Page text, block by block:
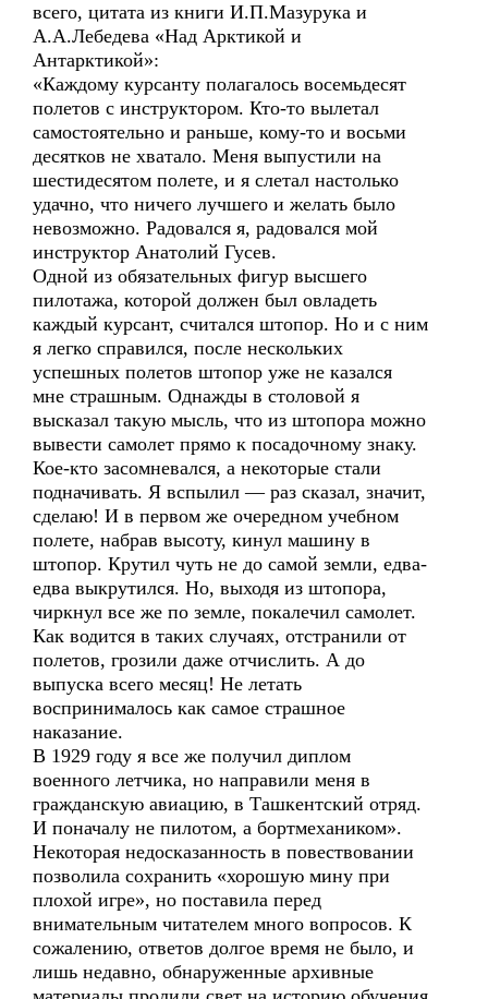
всего, цитата из книги И.П.Мазурука и
А.А.Лебедева «Над Арктикой и
Антарктикой»:
«Каждому курсанту полагалось восемьдесят
полетов с инструктором. Кто-то вылетал
самостоятельно и раньше, кому-то и восьми
десятков не хватало. Меня выпустили на
шестидесятом полете, и я слетал настолько
удачно, что ничего лучшего и желать было
невозможно. Радовался я, радовался мой
инструктор Анатолий Гусев.
Одной из обязательных фигур высшего
пилотажа, которой должен был овладеть
каждый курсант, считался штопор. Но и с ним
я легко справился, после нескольких
успешных полетов штопор уже не казался
мне страшным. Однажды в столовой я
высказал такую мысль, что из штопора можно
вывести самолет прямо к посадочному знаку.
Кое-кто засомневался, а некоторые стали
подначивать. Я вспылил — раз сказал, значит,
сделаю! И в первом же очередном учебном
полете, набрав высоту, кинул машину в
штопор. Крутил чуть не до самой земли, едва-
едва выкрутился. Но, выходя из штопора,
чиркнул все же по земле, покалечил самолет.
Как водится в таких случаях, отстранили от
полетов, грозили даже отчислить. А до
выпуска всего месяц! Не летать
воспринималось как самое страшное
наказание.
В 1929 году я все же получил диплом
военного летчика, но направили меня в
гражданскую авиацию, в Ташкентский отряд.
И поначалу не пилотом, а бортмехаником».
Некоторая недосказанность в повествовании
позволила сохранить «хорошую мину при
плохой игре», но поставила перед
внимательным читателем много вопросов. К
сожалению, ответов долгое время не было, и
лишь недавно, обнаруженные архивные